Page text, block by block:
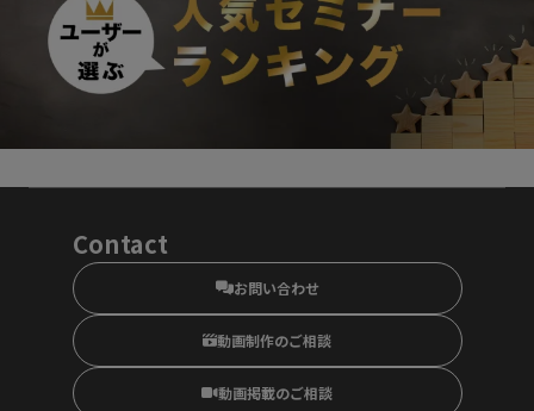
Contact
お問い合わせ
動画制作のご相談
動画掲載のご相談